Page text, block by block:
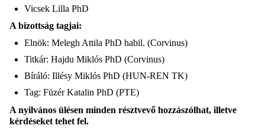
Vicsek Lilla PhD
A bizottság tagjai:
Elnök: Melegh Attila PhD habil. (Corvinus)
Titkár: Hajdu Miklós PhD (Corvinus)
Bíráló: Illésy Miklós PhD (HUN-REN TK)
Tag: Füzér Katalin PhD (PTE)
A nyilvános ülésen minden résztvevő hozzászólhat, illetve
kérdéseket tehet fel.